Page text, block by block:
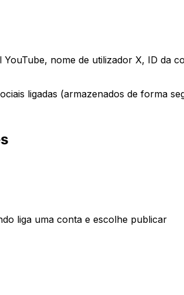
nome de utilizador X, ID da
ligadas (armazenados de forma
liga uma conta e escolhe publicar